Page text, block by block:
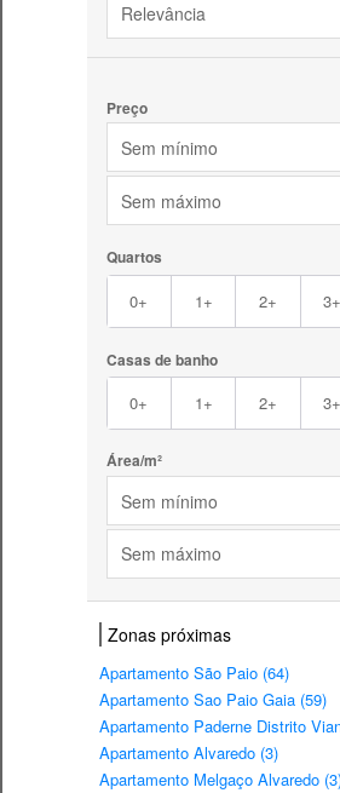
Relevância
Preço
Sem mínimo
Sem máximo
Quartos
0+ 1+ 2+ 3+
Casas de banho
0+ 1+ 2+ 3+
Área/m²
Sem mínimo
Sem máximo
Zonas próximas
Apartamento São Paio (64)
Apartamento Sao Paio Gaia (59)
Apartamento Paderne Distrito
Apartamento Alvaredo (3)
Apartamento Melgaço Alvaredo